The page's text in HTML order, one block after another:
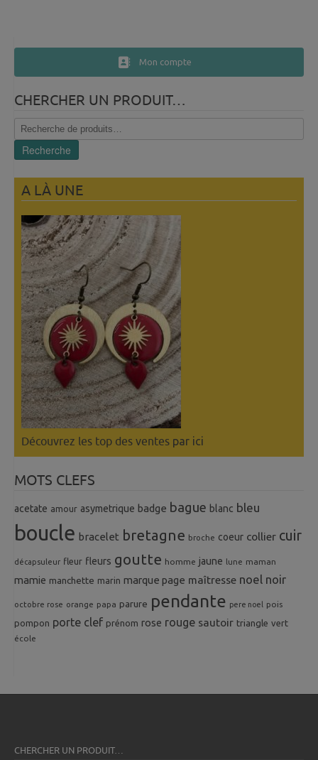
Mon compte
CHERCHER UN PRODUIT…
Recherche
pour :
Recherche
A LÀ UNE
Découvrez les top des ventes par ici
MOTS CLEFS
acetate amour asymetrique badge bague blanc bleu
boucle bracelet bretagne broche coeur collier cuir
décapsuleur fleur fleurs goutte homme jaune lune maman
mamie manchette marin marque page maîtresse noel noir
octobre rose orange papa parure pendante pere noel pois
pompon porte clef prénom rose rouge sautoir triangle vert
école
CHERCHER UN PRODUIT…